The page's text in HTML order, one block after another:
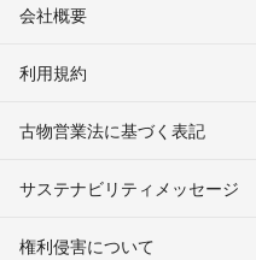
会社概要
利用規約
古物営業法に基づく表記
サステナビリティメッセージ
権利侵害について